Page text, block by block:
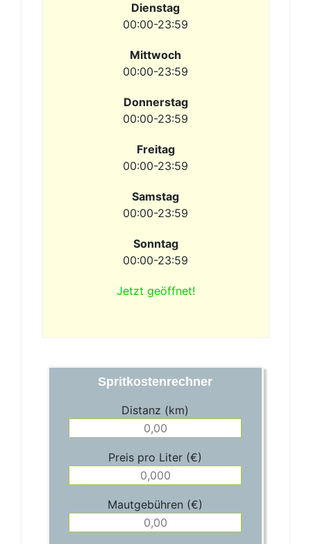
Dienstag
00:00-23:59
Mittwoch
00:00-23:59
Donnerstag
00:00-23:59
Freitag
00:00-23:59
Samstag
00:00-23:59
Sonntag
00:00-23:59
Jetzt geöffnet!
Spritkostenrechner
Distanz (km)
Preis pro Liter (€)
Mautgebühren (€)